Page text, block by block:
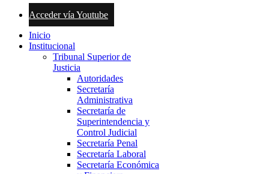
Acceder vía Youtube
Inicio
Institucional
Tribunal Superior de
Justicia
Autoridades
Secretaría
Administrativa
Secretaría de
Superintendencia y
Control Judicial
Secretaría Penal
Secretaría Laboral
Secretaría Económica